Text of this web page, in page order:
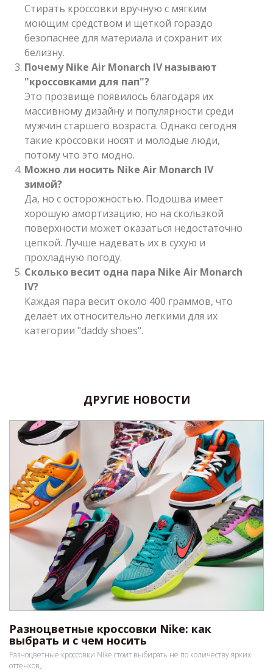
Стирать кроссовки вручную с мягким
моющим средством и щеткой гораздо
безопаснее для материала и сохранит их
белизну.
Почему Nike Air Monarch IV называют
"кроссовками для пап"?
Это прозвище появилось благодаря их
массивному дизайну и популярности среди
мужчин старшего возраста. Однако сегодня
такие кроссовки носят и молодые люди,
потому что это модно.
Можно ли носить Nike Air Monarch IV
зимой?
Да, но с осторожностью. Подошва имеет
хорошую амортизацию, но на скользкой
поверхности может оказаться недостаточно
цепкой. Лучше надевать их в сухую и
прохладную погоду.
Сколько весит одна пара Nike Air Monarch
IV?
Каждая пара весит около 400 граммов, что
делает их относительно легкими для их
категории "daddy shoes".
ДРУГИЕ НОВОСТИ
Разноцветные кроссовки Nike: как
выбрать и с чем носить
Разноцветные кроссовки Nike стоит выбирать не по количеству ярких
оттенков,...